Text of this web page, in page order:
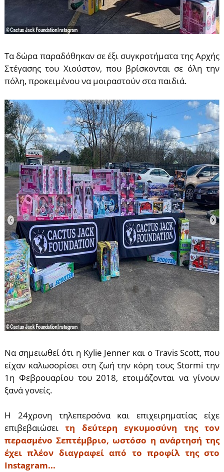
Τα δώρα παραδόθηκαν σε έξι συγκροτήματα της Αρχής
Στέγασης του Χιούστον, που βρίσκονται σε όλη την
πόλη, προκειμένου να μοιραστούν στα παιδιά.
Να σημειωθεί ότι η Kylie Jenner και ο Travis Scott, που
είχαν καλωσορίσει στη ζωή την κόρη τους Stormi την
1η Φεβρουαρίου του 2018, ετοιμάζονται να γίνουν
ξανά γονείς.
Η 24χρονη τηλεπερσόνα και επιχειρηματίας είχε
επιβεβαιώσειτη δεύτερη εγκυμοσύνη της τον
περασμένο Σεπτέμβριο, ωστόσο η ανάρτησή της
έχει πλέον διαγραφεί από το προφίλ της στο
Instagram...